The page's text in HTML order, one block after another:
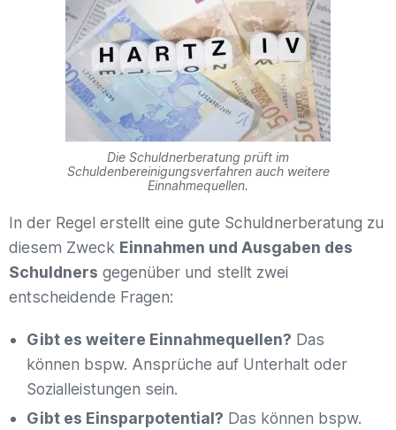
Die Schuldnerberatung prüft im
Schuldenbereinigungsverfahren auch weitere
Einnahmequellen.
In der Regel erstellt eine gute Schuldnerberatung zu
diesem Zweck Einnahmen und Ausgaben des
Schuldners gegenüber und stellt zwei
entscheidende Fragen:
Gibt es weitere Einnahmequellen? Das
können bspw. Ansprüche auf Unterhalt oder
Sozialleistungen sein.
Gibt es Einsparpotential? Das können bspw.